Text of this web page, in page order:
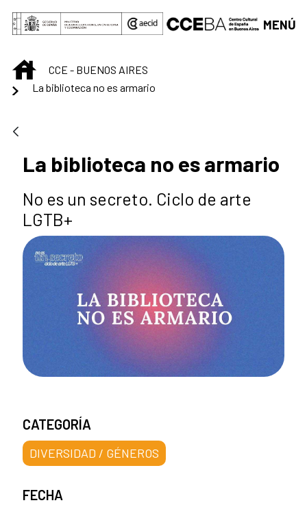
Saltar al contenido principal
MENÚ
INICIOCCE - BUENOS AIRES
La biblioteca no es armario
La biblioteca no es armario
No es un secreto. Ciclo de arte
LGTB+
CATEGORÍA
DIVERSIDAD / GÉNEROS
FECHA